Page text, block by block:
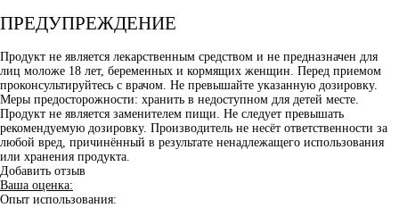
ПРЕДУПРЕЖДЕНИЕ
Продукт не является лекарственным средством и не предназначен для
лиц моложе 18 лет, беременных и кормящих женщин. Перед приемом
проконсультируйтесь с врачом. Не превышайте указанную дозировку.
Меры предосторожности: хранить в недоступном для детей месте.
Продукт не является заменителем пищи. Не следует превышать
рекомендуемую дозировку. Производитель не несёт ответственности за
любой вред, причинённый в результате ненадлежащего использования
или хранения продукта.
Добавить отзыв
Ваша оценка:
Опыт использования: